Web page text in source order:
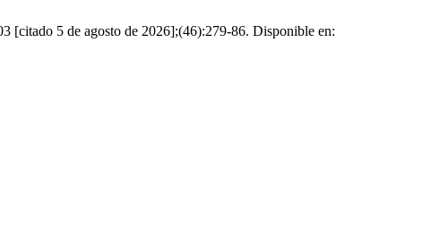
[citado 5 de agosto de 2026];(46):279-86. Disponible en: